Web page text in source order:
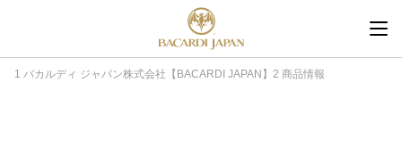
を
バカルディ ジャパン株式会社【BACARDI JAPAN】 商品情報